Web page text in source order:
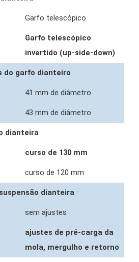
Garfo telescópico
Garfo telescópico
invertido (up-side-down)
do garfo dianteiro
41 mm de diâmetro
43 mm de diâmetro
dianteira
curso de 130 mm
curso de 120 mm
dianteira
sem ajustes
ajustes de pré-carga da
mola, mergulho e retorno